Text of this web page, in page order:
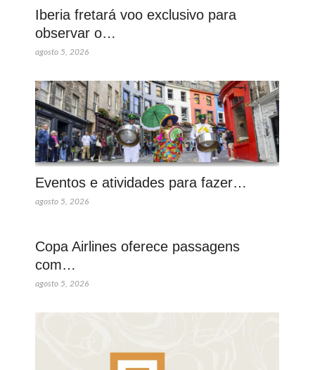
Iberia fretará voo exclusivo para
observar o…
agosto 5, 2026
Eventos e atividades para fazer…
agosto 5, 2026
Copa Airlines oferece passagens
com…
agosto 5, 2026